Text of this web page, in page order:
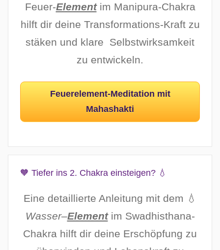
Feuer-Elementim Manipura-Chakra
hilft dir deine Transformations-Kraft zu
stäken und klare Selbstwirksamkeit
zu entwickeln.
Feuerelement-Meditation mit
Mahashakti
🧡 Tiefer ins 2. Chakra einsteigen? 💧
Eine detaillierte Anleitung mit dem 💧
Wasser–Elementim Swadhisthana-
Chakra hilft dir deine Erschöpfung zu